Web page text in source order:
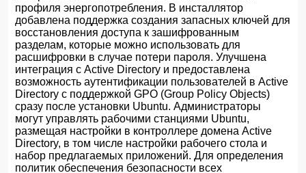
профиля энергопотребления. В инсталлятор
добавлена поддержка создания запасных ключей для
восстановления доступа к зашифрованным
разделам, которые можно использовать для
расшифровки в случае потери пароля. Улучшена
интеграция с Active Directory и предоставлена
возможность аутентификации пользователей в Active
Directory с поддержкой GPO (Group Policy Objects)
сразу после установки Ubuntu. Администраторы
могут управлять рабочими станциями Ubuntu,
размещая настройки в контроллере домена Active
Directory, в том числе настройки рабочего стола и
набор предлагаемых приложений. Для определения
политик обеспечения безопасности всех